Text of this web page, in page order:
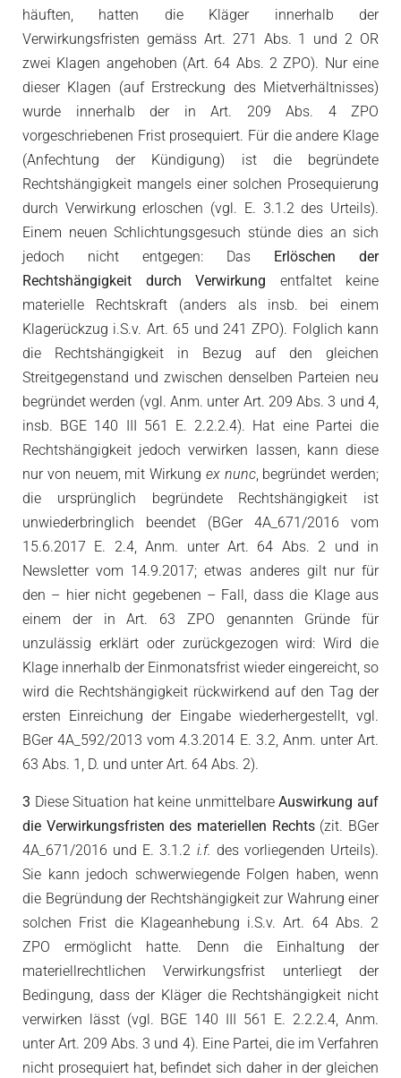
häuften, hatten die Kläger innerhalb der
Verwirkungsfristen gemäss Art. 271 Abs. 1 und 2 OR
zwei Klagen angehoben (Art. 64 Abs. 2 ZPO). Nur eine
dieser Klagen (auf Erstreckung des Mietverhältnisses)
wurde innerhalb der in Art. 209 Abs. 4 ZPO
vorgeschriebenen Frist prosequiert. Für die andere Klage
(Anfechtung der Kündigung) ist die begründete
Rechtshängigkeit mangels einer solchen Prosequierung
durch Verwirkung erloschen (vgl. E. 3.1.2 des Urteils).
Einem neuen Schlichtungsgesuch stünde dies an sich
jedoch nicht entgegen: Das Erlöschen der
Rechtshängigkeit durch Verwirkung entfaltet keine
materielle Rechtskraft (anders als insb. bei einem
Klagerückzug i.S.v. Art. 65 und 241 ZPO). Folglich kann
die Rechtshängigkeit in Bezug auf den gleichen
Streitgegenstand und zwischen denselben Parteien neu
begründet werden (vgl. Anm. unter Art. 209 Abs. 3 und 4,
insb. BGE 140 III 561 E. 2.2.2.4). Hat eine Partei die
Rechtshängigkeit jedoch verwirken lassen, kann diese
nur von neuem, mit Wirkung ex nunc, begründet werden;
die ursprünglich begründete Rechtshängigkeit ist
unwiederbringlich beendet (BGer 4A_671/2016 vom
15.6.2017 E. 2.4, Anm. unter Art. 64 Abs. 2 und in
Newsletter vom 14.9.2017; etwas anderes gilt nur für
den – hier nicht gegebenen – Fall, dass die Klage aus
einem der in Art. 63 ZPO genannten Gründe für
unzulässig erklärt oder zurückgezogen wird: Wird die
Klage innerhalb der Einmonatsfrist wieder eingereicht, so
wird die Rechtshängigkeit rückwirkend auf den Tag der
ersten Einreichung der Eingabe wiederhergestellt, vgl.
BGer 4A_592/2013 vom 4.3.2014 E. 3.2, Anm. unter Art.
63 Abs. 1, D. und unter Art. 64 Abs. 2).
3 Diese Situation hat keine unmittelbareAuswirkung auf
die Verwirkungsfristen des materiellen Rechts(zit. BGer
4A_671/2016 und E. 3.1.2 i.f. des vorliegenden Urteils).
Sie kann jedoch schwerwiegende Folgen haben, wenn
die Begründung der Rechtshängigkeit zur Wahrung einer
solchen Frist die Klageanhebung i.S.v. Art. 64 Abs. 2
ZPO ermöglicht hatte. Denn die Einhaltung der
materiellrechtlichen Verwirkungsfrist unterliegt der
Bedingung, dass der Kläger die Rechtshängigkeit nicht
verwirken lässt (vgl. BGE 140 III 561 E. 2.2.2.4, Anm.
unter Art. 209 Abs. 3 und 4). Eine Partei, die im Verfahren
nicht prosequiert hat, befindet sich daher in der gleichen